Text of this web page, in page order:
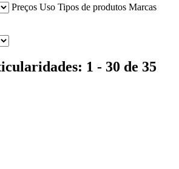
Preços Uso Tipos de produtos Marcas
1 - 30 de 35